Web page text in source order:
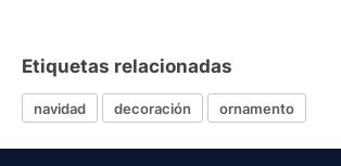
Etiquetas relacionadas
navidad decoración ornamento